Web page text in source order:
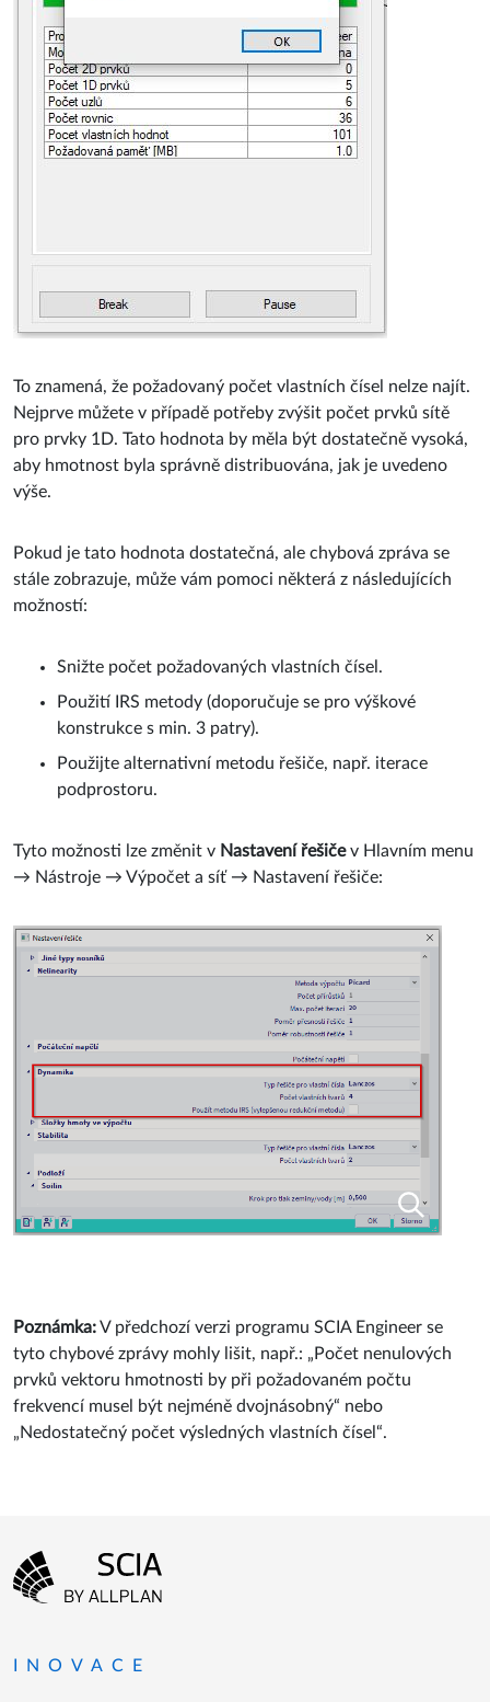
To znamená, že požadovaný počet vlastních čísel nelze najít.
Nejprve můžete v případě potřeby zvýšit počet prvků sítě
pro prvky 1D. Tato hodnota by měla být dostatečně vysoká,
aby hmotnost byla správně distribuována, jak je uvedeno
výše.
Pokud je tato hodnota dostatečná, ale chybová zpráva se
stále zobrazuje, může vám pomoci některá z následujících
možností:
Snižte počet požadovaných vlastních čísel.
Použití IRS metody (doporučuje se pro výškové
konstrukce s min. 3 patry).
Použijte alternativní metodu řešiče, např. iterace
podprostoru.
Tyto možnosti lze změnit v Nastavení řešičev Hlavním menu
→ Nástroje → Výpočet a síť → Nastavení řešiče:
Poznámka:V předchozí verzi programu SCIA Engineer se
tyto chybové zprávy mohly lišit, např.: „Počet nenulových
prvků vektoru hmotnosti by při požadovaném počtu
frekvencí musel být nejméně dvojnásobný“ nebo
„Nedostatečný počet výsledných vlastních čísel“.
Menu patičky
INOVACE